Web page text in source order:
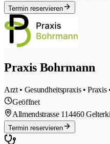
Termin reservieren
Praxis Bohrmann
Arzt • Gesundheitspraxis • Praxis
Geöffnet
Allmendstrasse 114460
Termin reservieren